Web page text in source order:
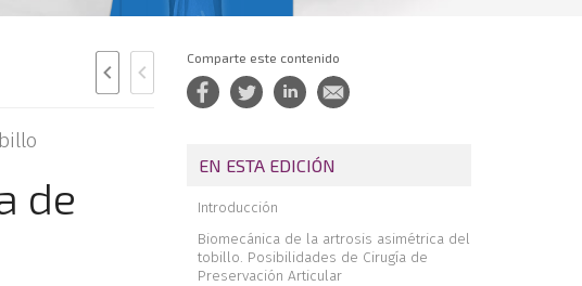
de
Comparte este contenido
EN ESTA EDICIÓN
Introducción
Biomecánica de la artrosis asimétrica del
tobillo. Posibilidades de Cirugía de
Preservación Articular